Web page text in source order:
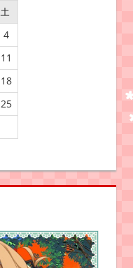
土
4
11
18
25